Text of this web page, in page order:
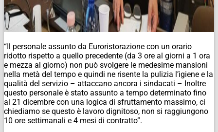
“Il personale assunto da Euroristorazione con un orario
ridotto rispetto a quello precedente (da 3 ore al giorni a 1 ora
e mezza al giorno) non può svolgere le medesime mansioni
nella metà del tempo e quindi ne risente la pulizia l’igiene e la
qualità del servizio – attaccano ancora i sindacati – Inoltre
questo personale è stato assunto a tempo determinato fino
al 21 dicembre con una logica di sfruttamento massimo, ci
chiediamo se questo è lavoro dignitoso, non si raggiungono
10 ore settimanali e 4 mesi di contratto”.